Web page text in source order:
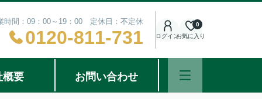
時間：09：00～19：00 定休日：不定休
0120-811-731 ログインお気に入り
0
概要 お問い合わせ